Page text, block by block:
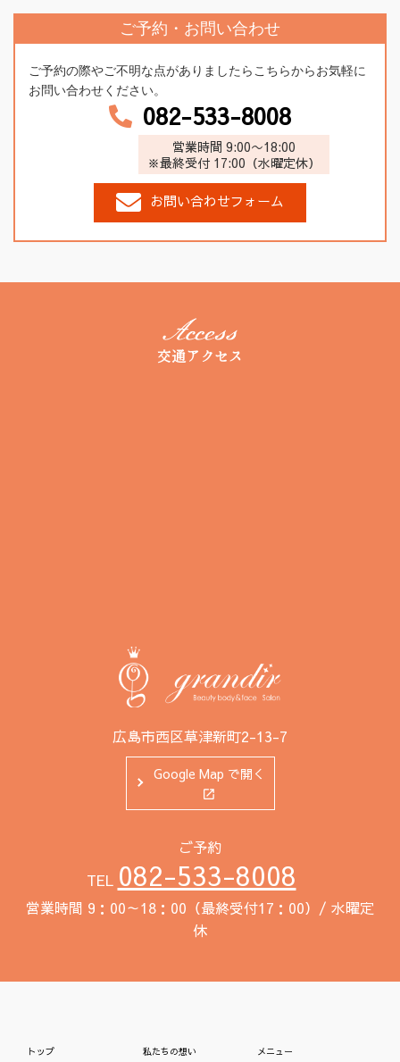
ご予約・お問い合わせ
ご予約の際やご不明な点がありましたらこちらからお気軽に
お問い合わせください。
082-533-8008
営業時間 9:00〜18:00
※最終受付 17:00（水曜定休）
お問い合わせフォーム
交通アクセス
広島市西区草津新町2-13-7
Google Map で開く
ご予約
TEL 082-533-8008
営業時間 9：00～18：00（最終受付17：00）/ 水曜定
休
トップ 私たちの想い メニュー